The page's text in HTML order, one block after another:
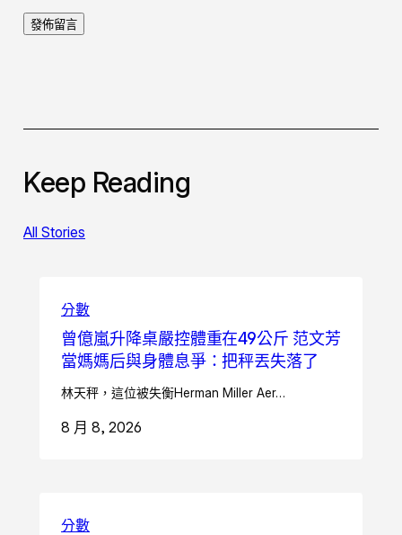
Keep Reading
All Stories
分數
曾億嵐升降桌嚴控體重在49公斤 范文芳
當媽媽后與身體息爭：把秤丟失落了
林天秤，這位被失衡Herman Miller Aer…
8 月 8, 2026
分數